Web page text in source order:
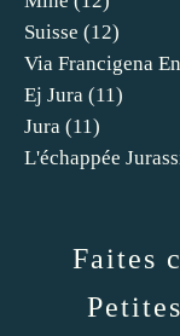
Suisse (12)
Via Francigena
Ej Jura (11)
Jura (11)
L'échappée
Faites